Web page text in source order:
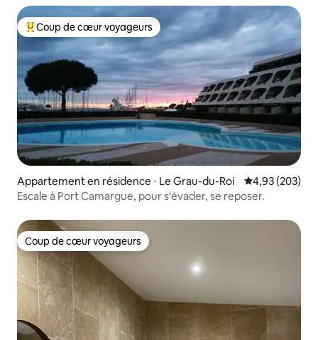
Coups de cœur voyageurs les plus appréciés
Coup de cœur voyageurs
Appartement en résidence ⋅ Le Grau-du-Roi Évaluation
4,93 (203)
Escale à Port Camargue, pour s'évader, se reposer.
Coup de cœur voyageurs
Coup de cœur voyageurs